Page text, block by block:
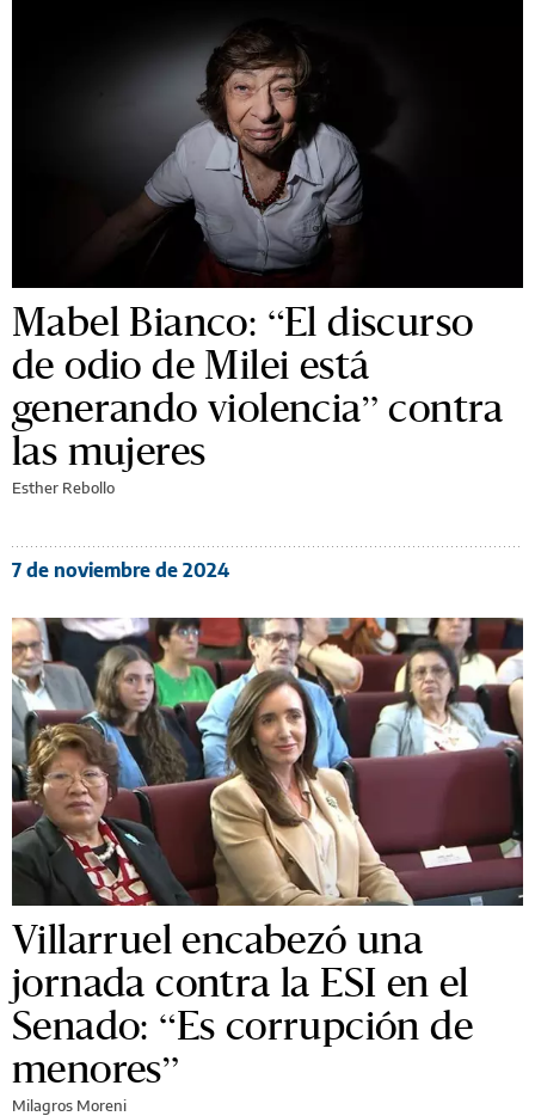
Mabel Bianco: “El discurso
de odio de Milei está
generando violencia” contra
las mujeres
Esther Rebollo
7 de noviembre de 2024
Villarruel encabezó una
jornada contra la ESI en el
Senado: “Es corrupción de
menores”
Milagros Moreni